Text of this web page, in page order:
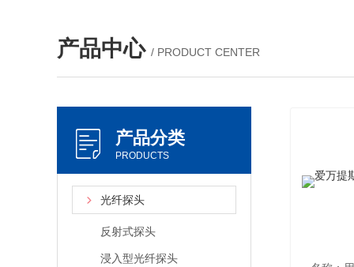
产品中心 / PRODUCT CENTER
产品分类
PRODUCTS
光纤探头
反射式探头
浸入型光纤探头